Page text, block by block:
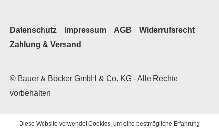
© Bauer & Böcker GmbH & Co. KG - Alle Rechte
vorbehalten
Datenschutz Impressum AGB
Widerrufsrecht
Zahlung & Versand
Diese Website verwendet Cookies, um eine bestmögliche Erfahrung